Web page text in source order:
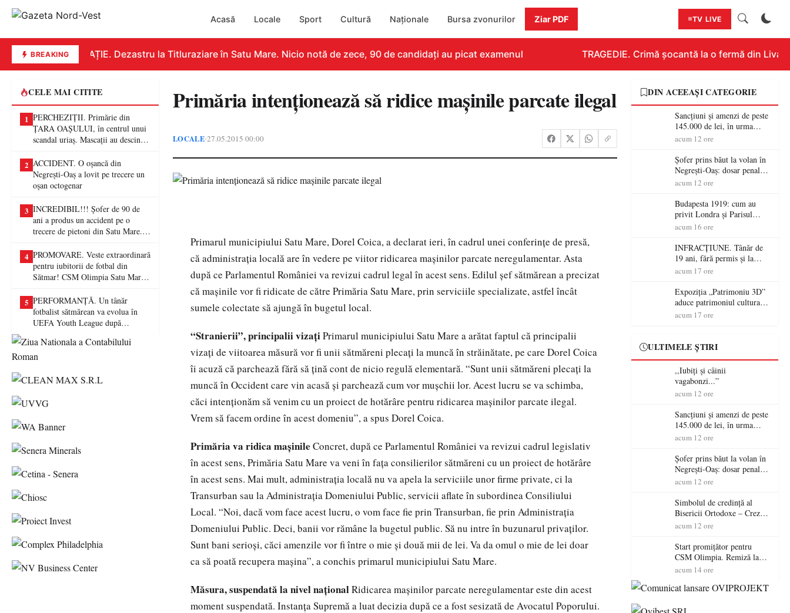
Acasă Locale Sport Cultură Naționale Bursa zvonurilor Ziar PDF TV LIVE
BREAKINGEDUCAȚIE. Dezastru la Titluraziare în Satu Mare. Nicio notă de zece, 90 de candidați au picat examenul TRAGEDIE. Crimă șocantă la o fermă din
CELE MAI CITITE
1 PERCHEZIȚII. Primărie din
ȚARA OAȘULUI, în centrul unui
scandal uriaș. Mascații au descins
fraude de proporții
2 ACCIDENT. O oșancă din
Negrești-Oaș a lovit pe trecere un
oșan octogenar
3 INCREDIBIL!!! Șofer de 90 de
ani a produs un accident pe o
trecere de pietoni din Satu Mare. O
4 PROMOVARE. Veste extraordinară
pentru iubitorii de fotbal din
Sătmar! CSM Olimpia Satu Mare
5 PERFORMANȚĂ. Un tânăr
fotbalist sătmărean va evolua în
UEFA Youth League după
Primăria intenţionează să ridice maşinile parcate ilegal
LOCALE•27.05.2015 00:00
Primarul municipiului Satu Mare, Dorel Coica, a declarat ieri, în cadrul unei conferinţe de presă,
că administraţia locală are în vedere pe viitor ridicarea maşinilor parcate neregulamentar. Asta
după ce Parlamentul României va revizui cadrul legal în acest sens. Edilul şef sătmărean a precizat
că maşinile vor fi ridicate de către Primăria Satu Mare, prin serviciile specializate, astfel încât
sumele colectate să ajungă în bugetul local.
“Stranierii”, principalii vizaţiPrimarul municipiului Satu Mare a arătat faptul că principalii
vizaţi de viitoarea măsură vor fi unii sătmăreni plecaţi la muncă în străinătate, pe care Dorel Coica
îi acuză că parchează fără să ţină cont de nicio regulă elementară. “Sunt unii sătmăreni plecaţi la
muncă în Occident care vin acasă şi parchează cum vor muşchii lor. Acest lucru se va schimba,
căci intenţionăm să venim cu un proiect de hotărâre pentru ridicarea maşinilor parcate ilegal.
Vrem să facem ordine în acest domeniu”, a spus Dorel Coica.
Primăria va ridica maşinile Concret, după ce Parlamentul României va revizui cadrul legislativ
în acest sens, Primăria Satu Mare va veni în faţa consilierilor sătmăreni cu un proiect de hotărâre
în acest sens. Mai mult, administraţia locală nu va apela la serviciile unor firme private, ci la
Transurban sau la Administraţia Domeniului Public, servicii aflate în subordinea Consiliului
Local. “Noi, dacă vom face acest lucru, o vom face fie prin Transurban, fie prin Administraţia
Domeniului Public. Deci, banii vor rămâne la bugetul public. Să nu intre în buzunarul privaţilor.
Sunt bani serioşi, căci amenzile vor fi între o mie şi două mii de lei. Va da omul o mie de lei doar
ca să poată recupera maşina”, a conchis primarul municipiului Satu Mare.
Măsura, suspendată la nivel naţionalRidicarea maşinilor parcate neregulamentar este din acest
moment suspendată. Instanţa Supremă a luat decizia după ce a fost sesizată de Avocatul Poporului.
DIN ACEEAȘI CATEGORIE
Sancțiuni și amenzi de peste
145.000 de lei, în urma
acțiunilor polițiștilor
acum 12 ore
Șofer prins băut la volan în
Negrești-Oaș: dosar penal
după un control al
acum 12 ore
Budapesta 1919: cum au
privit Londra și Parisul
ocupația românească și de ce
victorii militare ale
României a devenit o
controversă diplomatică
europeană ( partea a II-a)
acum 16 ore
INFRACȚIUNE. Tânăr de
19 ani, fără permis și la
volanul unei autoutilitare
acum 17 ore
Expoziția „Patrimoniu 3D”
aduce patrimoniul cultural
în era digitală la Castelul
acum 17 ore
ULTIMELE ȘTIRI
,,Iubiți și câinii
vagabonzi...”
acum 12 ore
Sancțiuni și amenzi de peste
145.000 de lei, în urma
acțiunilor polițiștilor
acum 12 ore
Șofer prins băut la volan în
Negrești-Oaș: dosar penal
după un control al
acum 12 ore
Simbolul de credinţă al
Bisericii Ortodoxe – Crezul
(3)
acum 12 ore
Start promițător pentru
CSM Olimpia. Remiză la
Dumbrăvița în debutul
acum 14 ore